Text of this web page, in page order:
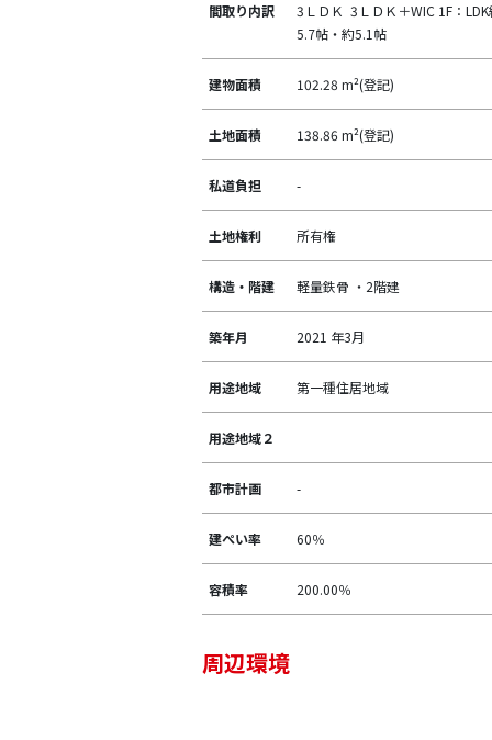
間取り内訳
3ＬＤＫ 3ＬＤＫ＋WIC 1F：
5.7帖・約5.1帖
建物面積 102.28 m²(登記)
土地面積 138.86 m²(登記)
私道負担 -
土地権利 所有権
構造・階建 軽量鉄骨 ・2階建
築年月 2021 年3月
用途地域 第一種住居地域
用途地域２
都市計画 -
建ぺい率 60％
容積率 200.00％
周辺環境